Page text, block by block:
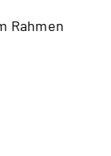
Rahmen